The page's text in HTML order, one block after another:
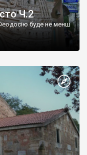
Ч.2
буде не менш